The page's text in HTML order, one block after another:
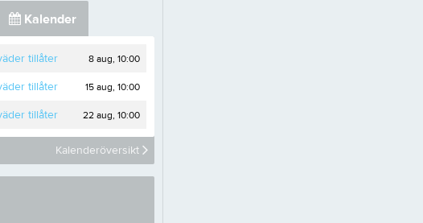
Kalender
tillåter 8 aug, 10:00
tillåter 15 aug, 10:00
tillåter 22 aug, 10:00
Kalenderöversikt